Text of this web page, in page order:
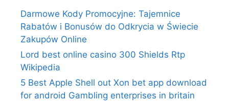
Darmowe Kody Promocyjne: Tajemnice
Rabatów i Bonusów do Odkrycia w Świecie
Zakupów Online
Lord best online casino 300 Shields Rtp
Wikipedia
5 Best Apple Shell out Xon bet app download
for android Gambling enterprises in britain